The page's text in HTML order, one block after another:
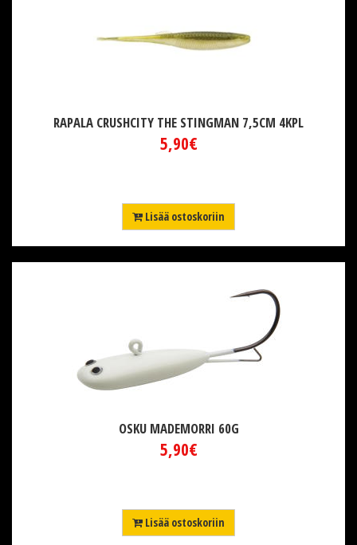
RAPALA CRUSHCITY THE STINGMAN 7,5CM 4KPL
5,90€
Lisää ostoskoriin
OSKU MADEMORRI 60G
5,90€
Lisää ostoskoriin